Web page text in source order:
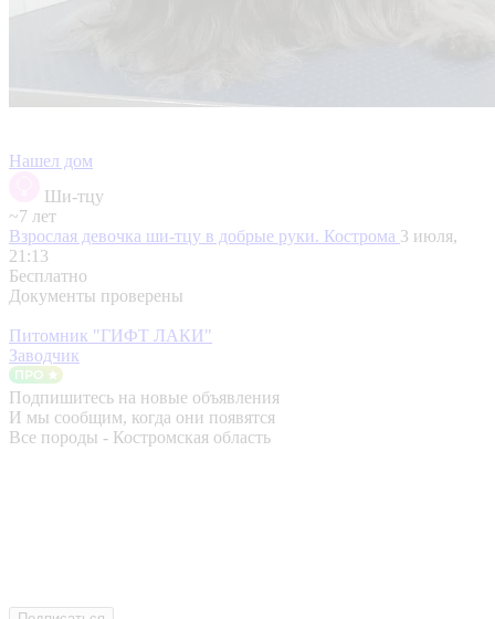
Нашел дом
Ши-тцу
~7 лет
Взрослая девочка ши-тцу в добрые руки. Кострома 3 июля,
21:13
Бесплатно
Документы проверены
Питомник "ГИФТ ЛАКИ"
Заводчик
Подпишитесь на новые объявления
И мы сообщим, когда они появятся
Все породы - Костромская область